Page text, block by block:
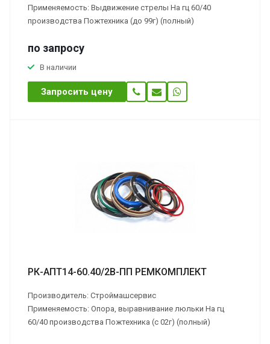
Применяемость: Выдвижение стрелы На гц 60/40
производства Пожтехника (до 99г) (полный)
по запросу
В наличии
Запросить цену
РК-АПТ14-60.40/2В-ПП РЕМКОМПЛЕКТ
Производитель: Строймашсервис
Применяемость: Опора, выравнивание люльки На гц
60/40 производства Пожтехника (с 02г) (полный)